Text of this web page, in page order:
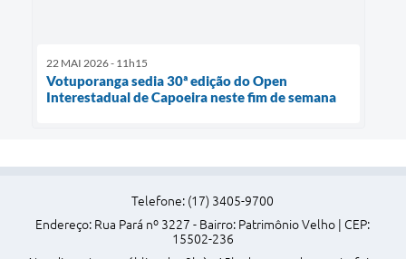
22 MAI 2026 - 11h15
Votuporanga sedia 30ª edição do Open
Interestadual de Capoeira neste fim de semana
Telefone: (17) 3405-9700
Endereço: Rua Pará nº 3227 - Bairro: Patrimônio Velho | CEP:
15502-236